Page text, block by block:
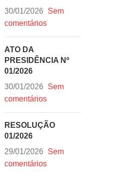
30/01/2026
Sem
comentários
ATO DA
PRESIDÊNCIA Nº
01/2026
30/01/2026
Sem
comentários
RESOLUÇÃO
01/2026
29/01/2026
Sem
comentários